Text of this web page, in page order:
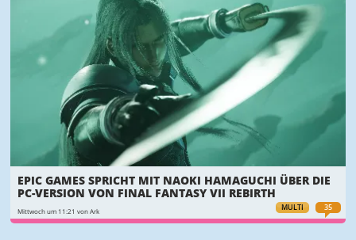
MULTI 35
EPIC GAMES SPRICHT MIT NAOKI HAMAGUCHI ÜBER DIE
PC-VERSION VON FINAL FANTASY VII REBIRTH
Mittwoch um 11:21 von Ark